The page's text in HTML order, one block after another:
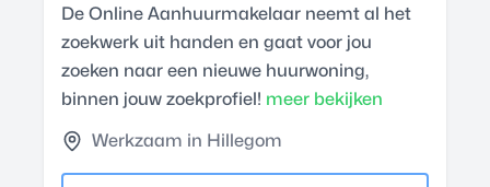
De Online Aanhuurmakelaar neemt al het
zoekwerk uit handen en gaat voor jou
zoeken naar een nieuwe huurwoning,
binnen jouw zoekprofiel! meer bekijken
Werkzaam in Hillegom